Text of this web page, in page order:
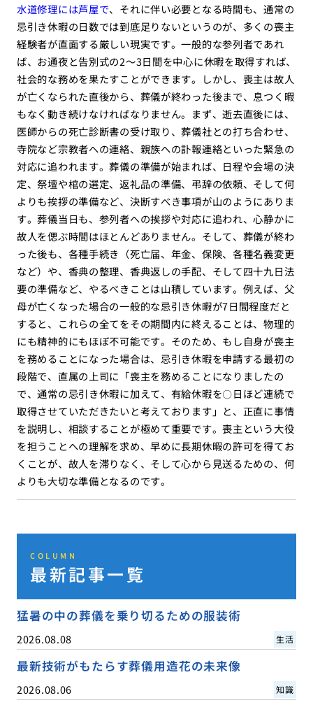
水道修理には芦屋で、それに伴い必要となる時間も、通常の
忌引き休暇の日数では到底足りないというのが、多くの喪主
経験者が直面する厳しい現実です。一般的な参列者であれ
ば、お通夜と告別式の2〜3日間を中心に休暇を取得すれば、
社会的な務めを果たすことができます。しかし、喪主は故人
が亡くなられた直後から、葬儀が終わった後まで、息つく暇
もなく動き続けなければなりません。まず、逝去直後には、
医師からの死亡診断書の受け取り、葬儀社との打ち合わせ、
寺院など宗教者への連絡、親族への訃報連絡といった緊急の
対応に追われます。葬儀の準備が始まれば、日程や会場の決
定、祭壇や棺の選定、返礼品の準備、弔辞の依頼、そして何
よりも挨拶の準備など、決断すべき事項が山のようにありま
す。葬儀当日も、参列者への挨拶や対応に追われ、心静かに
故人を偲ぶ時間はほとんどありません。そして、葬儀が終わ
った後も、各種手続き（死亡届、年金、保険、各種名義変更
など）や、香典の整理、香典返しの手配、そして四十九日法
要の準備など、やるべきことは山積しています。例えば、父
母が亡くなった場合の一般的な忌引き休暇が7日間程度だと
すると、これらの全てをその期間内に終えることは、物理的
にも精神的にもほぼ不可能です。そのため、もし自身が喪主
を務めることになった場合は、忌引き休暇を申請する最初の
段階で、直属の上司に「喪主を務めることになりましたの
で、通常の忌引き休暇に加えて、有給休暇を〇日ほど連続で
取得させていただきたいと考えております」と、正直に事情
を説明し、相談することが極めて重要です。喪主という大役
を担うことへの理解を求め、早めに長期休暇の許可を得てお
くことが、故人を滞りなく、そして心から見送るための、何
よりも大切な準備となるのです。
COLUMN
最新記事一覧
猛暑の中の葬儀を乗り切るための服装術
2026.08.08 生活
最新技術がもたらす葬儀用造花の未来像
2026.08.06 知識